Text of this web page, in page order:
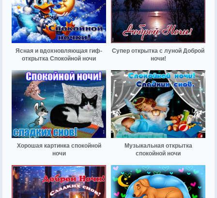
Ясная и вдохновляющая гиф-
открытка Спокойной ночи
Супер открытка с луной Доброй
ночи!
Хорошая картинка спокойной
ночи
Музыкальная открытка
спокойной ночи